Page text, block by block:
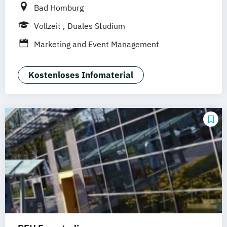
Bad Homburg
Vollzeit
Duales Studium
Marketing and Event Management
Kostenloses Infomaterial